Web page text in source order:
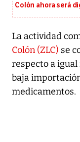
Colón ahora será
La actividad
Colón (ZLC) se
respecto a igual
baja
medicamentos.